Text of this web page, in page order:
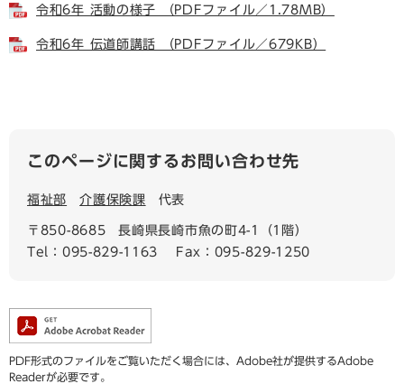
令和6年 活動の様子 （PDFファイル／1.78MB）
令和6年 伝道師講話 （PDFファイル／679KB）
このページに関するお問い合わせ先
福祉部 介護保険課 代表
〒850-8685
長崎県長崎市魚の町4-1（1階）
Tel：095-829-1163
Fax：095-829-1250
PDF形式のファイルをご覧いただく場合には、Adobe社が提供するAdobe
Readerが必要です。